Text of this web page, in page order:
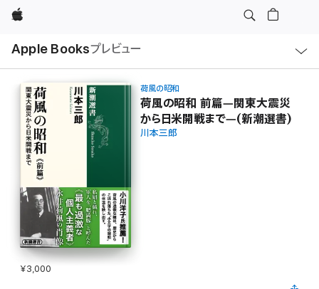
Apple
Apple Booksプレビュー
ル
荷風の昭和
荷風の昭和 前篇―関東大震災
から日米開戦まで―(新潮選書)
川本三郎
¥3,000